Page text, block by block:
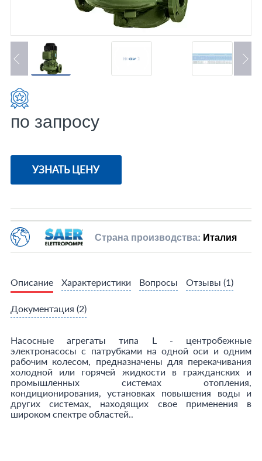
по запросу
УЗНАТЬ ЦЕНУ
Страна производства: Италия
Описание Характеристики Вопросы Отзывы (1)
Документация (2)
Насосные агрегаты типа L - центробежные
электронасосы с патрубками на одной оси и одним
рабочим колесом, предназначены для перекачивания
холодной или горячей жидкости в гражданских и
промышленных системах отопления,
кондиционирования, установках повышения воды и
других системах, находящих свое применения в
широком спектре областей..